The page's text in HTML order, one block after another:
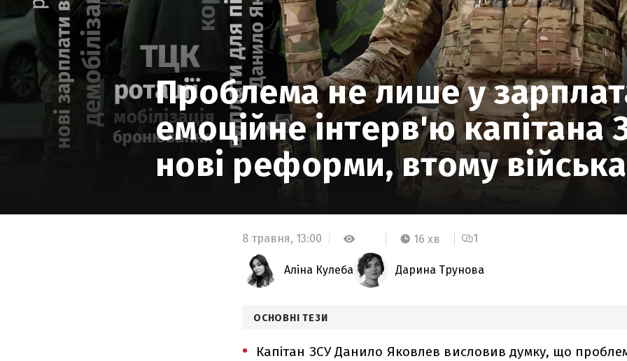
Проблема не лише у
емоційне інтерв'ю капітана
нові реформи, втому
8 травня, 13:00 16 хв 1
Аліна Кулеба Дарина Трунова
ОСНОВНІ ТЕЗИ
Капітан ЗСУ Данило Яковлев висловив думку, що